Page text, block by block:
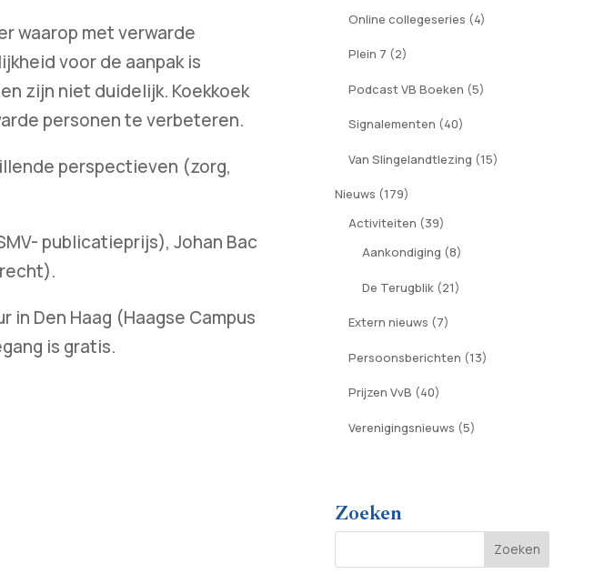
waarop met verwarde
voor de aanpak is
zijn niet duidelijk. Koekkoek
personen te verbeteren.
perspectieven (zorg,
publicatieprijs), Johan Bac
in Den Haag (Haagse Campus
is gratis.
Online collegeseries (4)
Plein 7 (2)
Podcast VB Boeken (5)
Signalementen (40)
Van Slingelandtlezing (15)
Nieuws (179)
Activiteiten (39)
Aankondiging (8)
De Terugblik(21)
Extern nieuws (7)
Persoonsberichten (13)
Prijzen VvB (40)
Verenigingsnieuws (5)
Zoeken